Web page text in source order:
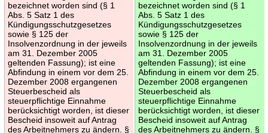
bezeichnet worden sind (§ 1
Abs. 5 Satz 1 des
Kündigungsschutzgesetzes
sowie § 125 der
Insolvenzordnung in der jeweils
am 31. Dezember 2005
geltenden Fassung); ist eine
Abfindung in einem vor dem 25.
Dezember 2008 ergangenen
Steuerbescheid als
steuerpflichtige Einnahme
berücksichtigt worden, ist dieser
Bescheid insoweit auf Antrag
des Arbeitnehmers zu ändern. §
bezeichnet worden sind (§ 1
Abs. 5 Satz 1 des
Kündigungsschutzgesetzes
sowie § 125 der
Insolvenzordnung in der jeweils
am 31. Dezember 2005
geltenden Fassung); ist eine
Abfindung in einem vor dem 25.
Dezember 2008 ergangenen
Steuerbescheid als
steuerpflichtige Einnahme
berücksichtigt worden, ist dieser
Bescheid insoweit auf Antrag
des Arbeitnehmers zu ändern. §